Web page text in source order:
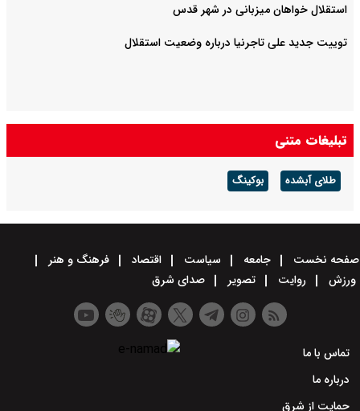
استقلال خواهان میزبانی در شهر قدس
توییت جدید علی تاجرنیا درباره وضعیت استقلال
تبلیغات متنی
طلای آبشده بوکینگ
صفحه نخست جامعه سیاست اقتصاد
فرهنگ و هنر
ورزش
روایت تصویر صدای شرق
تماس با ما
درباره ما
حمایت از شرق